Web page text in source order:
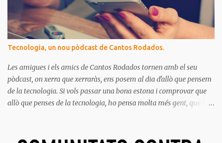
Tecnologia, un nou pòdcast de Cantos Rodados.
Les amigues i els amics de Cantos Rodados tornen amb el seu
pòdcast, on xerra que xerraràs, ens posem al dia d'allò que pensem
de la tecnologia. Si vols passar una bona estona i comprovar que
allò que penses de la tecnologia, ho pensa molta més gent, que la
Ja saps el que diem, no t'ho pots perdre!